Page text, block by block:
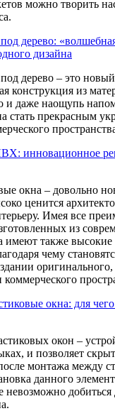
можно творить
дерево:
дизайна
дерево – это
конструкция из
и даже наощупь
стать прекрасным
инновационное
окна – довольно
ценится
Имея все
из
также высокие
чему
окна: для чего
окон –
и позволяет
монтажа между
данного
невозможно